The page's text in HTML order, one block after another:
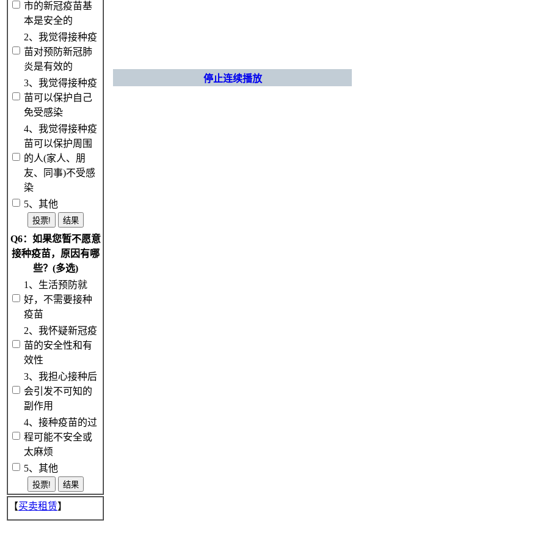
市的新冠疫苗基
本是安全的
2、我觉得接种疫
苗对预防新冠肺
炎是有效的
3、我觉得接种疫
苗可以保护自己
免受感染
4、我觉得接种疫
苗可以保护周围
的人(家人、朋
友、同事)不受感
染
5、其他
Q6：如果您暂不愿意
接种疫苗，原因有哪
些？(多选)
1、生活预防就
好，不需要接种
疫苗
2、我怀疑新冠疫
苗的安全性和有
效性
3、我担心接种后
会引发不可知的
副作用
4、接种疫苗的过
程可能不安全或
太麻烦
5、其他
【买卖租赁】
停止连续播放